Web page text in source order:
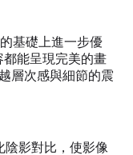
基礎上進一步優
能呈現完美的畫
層次感與細節的震
陰影對比，使影像